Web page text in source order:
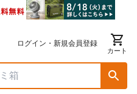
ログイン・新規会員登録
カート